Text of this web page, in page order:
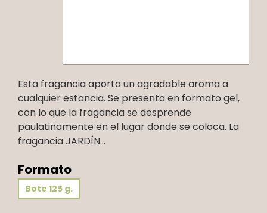
Esta fragancia aporta un agradable aroma a
cualquier estancia. Se presenta en formato gel,
con lo que la fragancia se desprende
paulatinamente en el lugar donde se coloca. La
fragancia JARDÍN...
Formato
Bote 125 g.